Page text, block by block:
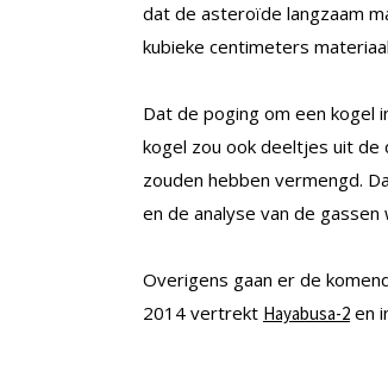
dat de asteroïde langzaam
kubieke centimeters
Dat de poging om een kogel
kogel zou ook deeltjes uit de
zouden hebben vermengd.
en de analyse van de
Overigens gaan er de
2014 vertrekt Hayabusa-2 en